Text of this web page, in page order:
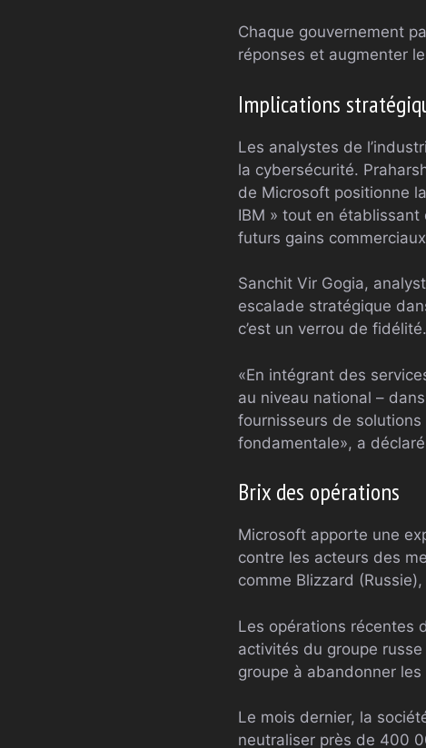
Chaque gouvernement
réponses et augmenter
Implications
Les analystes de
la cybersécurité.
de Microsoft positionne
IBM » tout en
futurs gains
Sanchit Vir Gogia,
escalade stratégique
c’est un verrou de
«En intégrant des
au niveau national –
fournisseurs de
fondamentale», a
Brix des opérations
Microsoft apporte une
contre les acteurs des
comme Blizzard
Les opérations récentes
activités du groupe
groupe à abandonner
Le mois dernier, la
neutraliser près de 400